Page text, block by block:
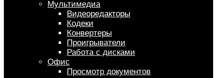
Мультимедиа
Видеоредакторы
Кодеки
Конвертеры
Проигрыватели
Работа с дисками
Офис
Просмотр документов